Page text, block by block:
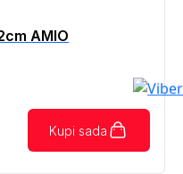
AMIO
Kupi sada